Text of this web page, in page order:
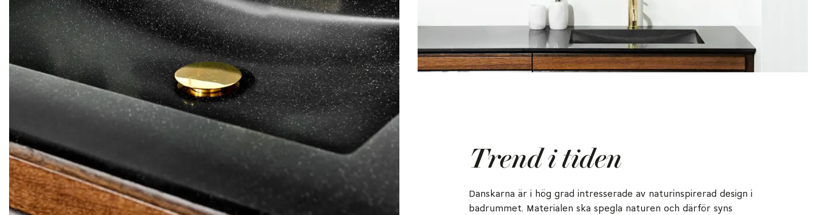
Trend i tiden
Danskarna är i hög grad intresserade av naturinspirerad design i
badrummet. Materialen ska spegla naturen och därför syns